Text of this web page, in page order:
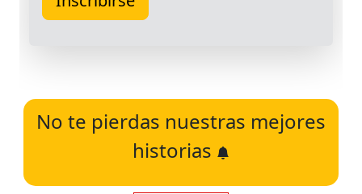
No te pierdas nuestras mejores
historias